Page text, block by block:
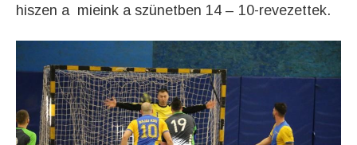
hiszen a mieink a szünetben 14 – 10-revezettek.